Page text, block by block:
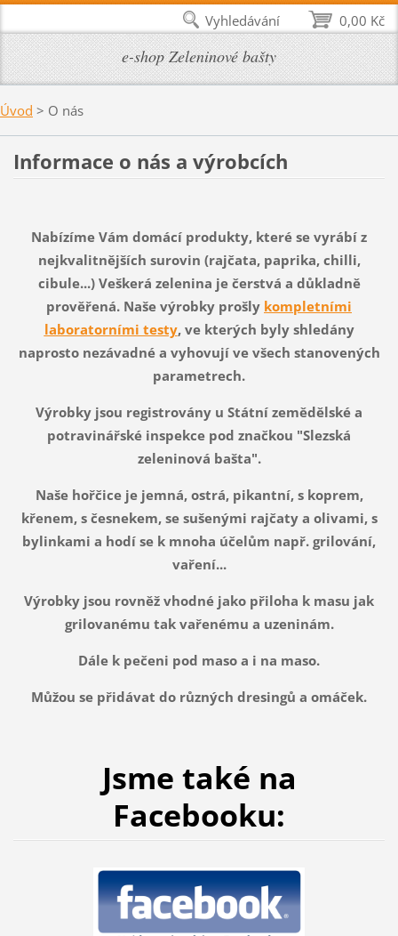
e-shop Zeleninové bašty
Úvod > O nás
Informace o nás a výrobcích
Nabízíme Vám domácí produkty, které se vyrábí z
nejkvalitnějších surovin (rajčata, paprika, chilli,
cibule...) Veškerá zelenina je čerstvá a důkladně
prověřená. Naše výrobky prošly kompletními
laboratorními testy, ve kterých byly shledány
naprosto nezávadné a vyhovují ve všech stanovených
parametrech.
Výrobky jsou registrovány u Státní zemědělské a
potravinářské inspekce pod značkou "Slezská
zeleninová bašta".
Naše hořčice je jemná, ostrá, pikantní, s koprem,
křenem, s česnekem, se sušenými rajčaty a olivami, s
bylinkami a hodí se k mnoha účelům např. grilování,
vaření...
Výrobky jsou rovněž vhodné jako přiloha k masu jak
grilovanému tak vařenému a uzeninám.
Dále k pečeni pod maso a i na maso.
Můžou se přidávat do různých dresingů a omáček.
Jsme také na
Facebooku:
0,00 Kč
Vyhledávání